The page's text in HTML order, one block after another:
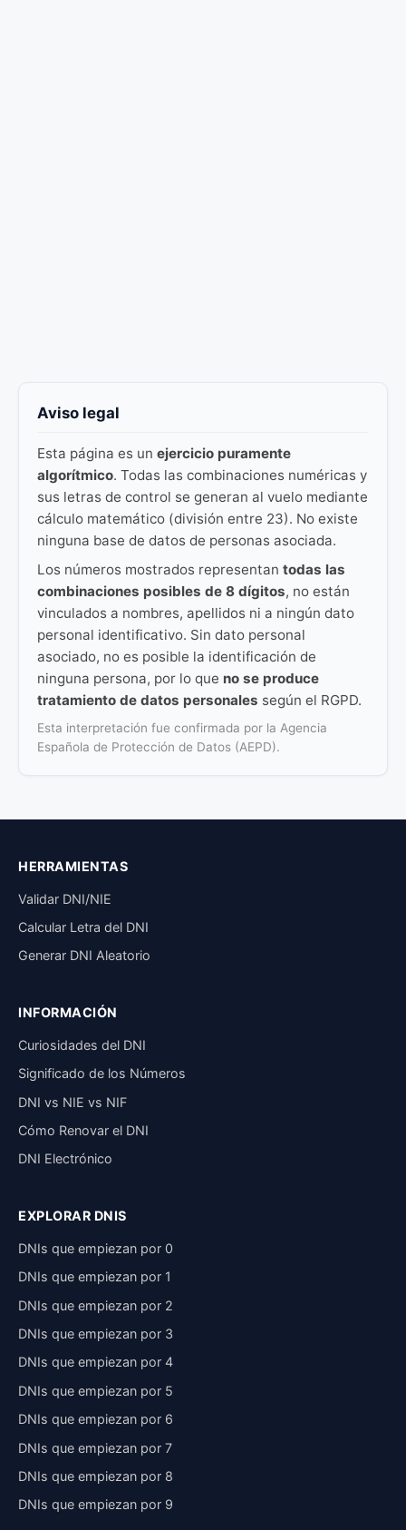
Aviso legal
Esta página es un ejercicio puramente
algorítmico. Todas las combinaciones numéricas y
sus letras de control se generan al vuelo mediante
cálculo matemático (división entre 23). No existe
ninguna base de datos de personas asociada.
Los números mostrados representan todas las
combinaciones posibles de 8 dígitos, no están
vinculados a nombres, apellidos ni a ningún dato
personal identificativo. Sin dato personal
asociado, no es posible la identificación de
ninguna persona, por lo que no se produce
tratamiento de datos personales según el RGPD.
Esta interpretación fue confirmada por la Agencia
Española de Protección de Datos (AEPD).
HERRAMIENTAS
Validar DNI/NIE
Calcular Letra del DNI
Generar DNI Aleatorio
INFORMACIÓN
Curiosidades del DNI
Significado de los Números
DNI vs NIE vs NIF
Cómo Renovar el DNI
DNI Electrónico
EXPLORAR DNIS
DNIs que empiezan por 0
DNIs que empiezan por 1
DNIs que empiezan por 2
DNIs que empiezan por 3
DNIs que empiezan por 4
DNIs que empiezan por 5
DNIs que empiezan por 6
DNIs que empiezan por 7
DNIs que empiezan por 8
DNIs que empiezan por 9